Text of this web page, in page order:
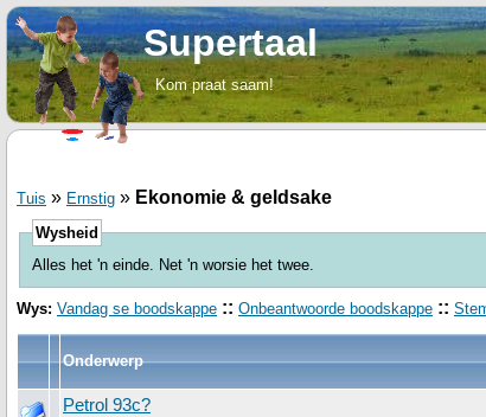
Supertaal
Kom praat saam!
Tuis » Ernstig » Ekonomie & geldsake
Wysheid
Alles het 'n einde. Net 'n worsie het twee.
Wys: Vandag se boodskappe :: Onbeantwoorde boodskappe ::
Onderwerp
Petrol 93c?